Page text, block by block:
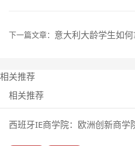
下一篇文章： 意大利大龄学生如
相关推荐
相关推荐
西班牙IE商学院：欧洲创新商学